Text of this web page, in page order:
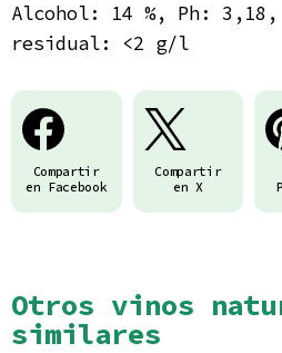
Alcohol: 14 %, Ph: 3,18,
residual: <2 g/l
Compartir
en Facebook
Compartir
en X
Otros vinos
similares